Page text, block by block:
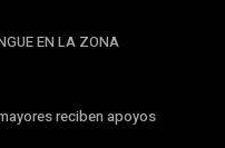
EN LA ZONA
reciben apoyos